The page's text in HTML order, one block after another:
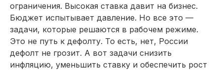
ограничения. Высокая ставка давит на бизнес.
Бюджет испытывает давление. Но все это —
задачи, которые решаются в рабочем режиме.
Это не путь к дефолту. То есть, нет, России
дефолт не грозит. А вот задачи снизить
инфляцию, уменьшить ставку и обеспечить рост